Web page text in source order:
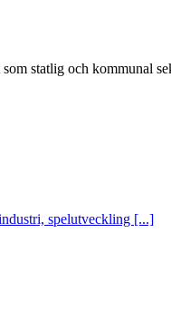
statlig och kommunal
spelutveckling [...]